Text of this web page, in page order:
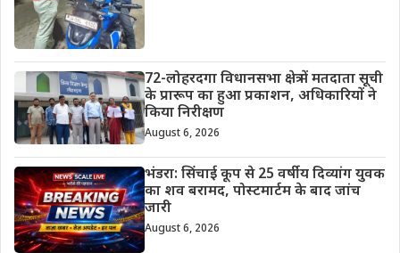
72-लोहरदगा विधानसभा क्षेत्र में मतदाता सूची
के प्रारूप का हुआ प्रकाशन, अधिकारियों ने
किया निरीक्षण
August 6, 2026
भंडरा: सिंचाई कूप से 25 वर्षीय दिव्यांग युवक
का शव बरामद, पोस्टमार्टम के बाद जांच
जारी
August 6, 2026